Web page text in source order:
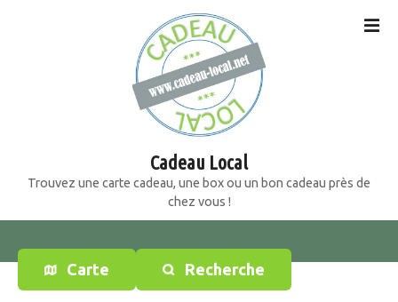
e
t
Cadeau Local
Trouvez une carte cadeau, une box ou un bon cadeau près de
chez vous !
Carte Recherche